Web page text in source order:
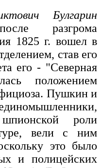
Булгарин
разгрома
1825 г. вошел в
став его
его - "Северная
положением
Пушкин и
роли
вели с ним
это было
и полицейских